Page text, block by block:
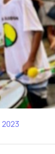
2023